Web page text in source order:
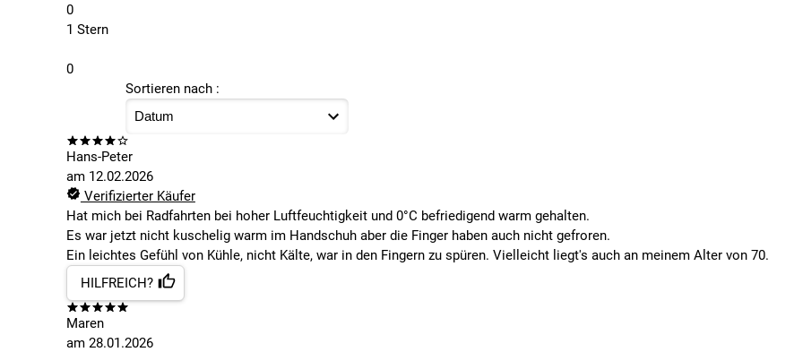
0
1 Stern
0
Sortieren nach :
Hans-Peter
am 12.02.2026
Verifizierter Käufer
Hat mich bei Radfahrten bei hoher Luftfeuchtigkeit und 0°C befriedigend warm gehalten.
Es war jetzt nicht kuschelig warm im Handschuh aber die Finger haben auch nicht gefroren.
Ein leichtes Gefühl von Kühle, nicht Kälte, war in den Fingern zu spüren. Vielleicht liegt's auch an meinem Alter von 70.
HILFREICH?
Maren
am 28.01.2026